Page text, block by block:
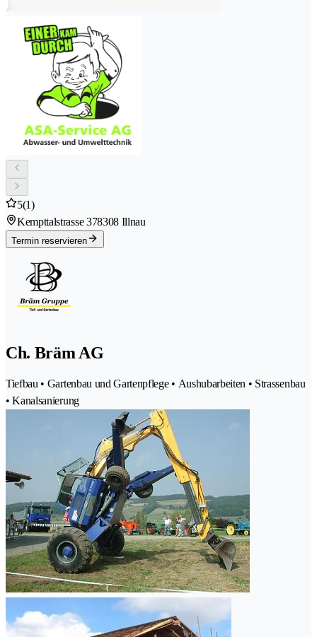
5(1)
Kempttalstrasse 378308 Illnau
Termin reservieren
Ch. Bräm AG
Tiefbau • Gartenbau und Gartenpflege • Aushubarbeiten • Strassenbau
• Kanalsanierung